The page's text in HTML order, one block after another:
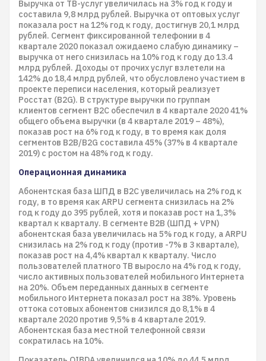
Выручка от ТВ-услуг увеличилась на 3% год к году и
составила 9,8 млрд рублей. Выручка от оптовых услуг
показала рост на 12% год к году, достигнув 20,1 млрд
рублей. Сегмент фиксированной телефонии в 4
квартале 2020 показал ожидаемо слабую динамику –
выручка от него снизилась на 10% год к году до 13.4
млрд рублей. Доходы от прочих услуг взлетели на
142% до 18,4 млрд рублей, что обусловлено участием в
проекте переписи населения, который реализует
Росстат (B2G). В структуре выручки по группам
клиентов сегмент B2C обеспечил в 4 квартале 2020 41%
общего объема выручки (в 4 квартале 2019 – 48%),
показав рост на 6% год к году, в то время как доля
сегментов B2B/B2G составила 45% (37% в 4 квартале
2019) с ростом на 48% год к году.
Операционная динамика
Абонентская база ШПД в B2C увеличилась на 2% год к
году, в то время как ARPU сегмента снизилась на 2%
год к году до 395 рублей, хотя и показав рост на 1,3%
квартал к кварталу. В сегменте B2B (ШПД + VPN)
абонентская база увеличилась на 5% год к году, а ARPU
снизилась на 2% год к году (против -7% в 3 квартале),
показав рост на 4,4% квартал к кварталу. Число
пользователей платного ТВ выросло на 4% год к году,
число активных пользователей мобильного Интернета
на 20%. Объем переданных данных в сегменте
мобильного Интернета показал рост на 38%. Уровень
оттока сотовых абонентов снизился до 8,1% в 4
квартале 2020 против 9,5% в 4 квартале 2019.
Абонентская база местной телефонной связи
сократилась на 10%.